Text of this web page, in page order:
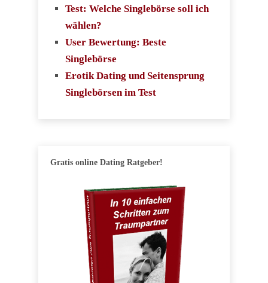
Test: Welche Singlebörse soll ich
wählen?
User Bewertung: Beste
Singlebörse
Erotik Dating und Seitensprung
Singlebörsen im Test
Gratis online Dating Ratgeber!